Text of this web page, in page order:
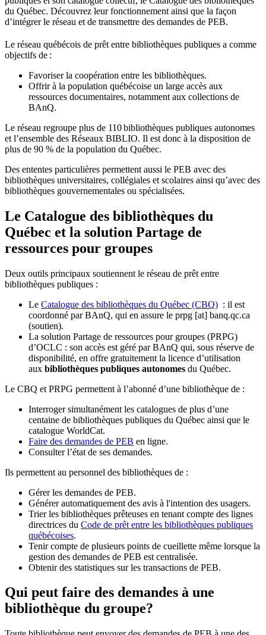
du Québec. Découvrez leur fonctionnement ainsi que la façon
d’intégrer le réseau et de transmettre des demandes de PEB.
Le réseau québécois de prêt entre bibliothèques publiques a comme
objectifs de :
Favoriser la coopération entre les bibliothèques.
Offrir à la population québécoise un large accès aux
ressources documentaires, notamment aux collections de
BAnQ.
Le réseau regroupe plus de 110bibliothèques publiques autonomes
et l’ensemble des Réseaux BIBLIO. Il est donc à la disposition de
plus de 90 % de la population du Québec.
Des ententes particulières permettent aussi le PEB avec des
bibliothèques universitaires, collégiales et scolaires ainsi qu’avec des
bibliothèques gouvernementales ou spécialisées.
Le Catalogue des bibliothèques du
Québec et la solution Partage de
ressources pour groupes
Deux outils principaux soutiennent le réseau de prêt entre
bibliothèques publiques :
Le Catalogue des bibliothèques du Québec (CBQ) : il est
coordonné par BAnQ, qui en assure le prpg [at] banq.qc.ca
(soutien).
La solution Partage de ressources pour groupes (PRPG)
d’OCLC : son accès est géré par BAnQ qui, sous réserve de
disponibilité, en offre gratuitement la licence d’utilisation
aux bibliothèques publiques autonomes du Québec.
Le CBQ et PRPG permettent à l’abonné d’une bibliothèque de :
Interroger simultanément les catalogues de plus d’une
centaine de bibliothèques publiques du Québec ainsi que le
catalogue WorldCat.
Faire des demandes de PEB en ligne.
Consulter l’état de ses demandes.
Ils permettent au personnel des bibliothèques de :
Gérer les demandes de PEB.
Générer automatiquement des avis à l'intention des usagers.
Trier les bibliothèques prêteuses en tenant compte des lignes
directrices du Code de prêt entre les bibliothèques publiques
québécoises.
Tenir compte de plusieurs points de cueillette même lorsque la
gestion des demandes de PEB est centralisée.
Obtenir des statistiques sur les transactions de PEB.
Qui peut faire des demandes à une
bibliothèque du groupe?